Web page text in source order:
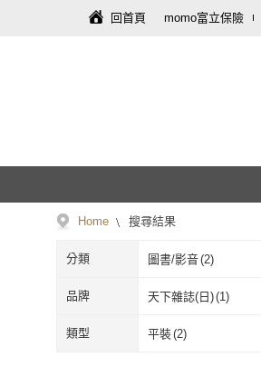
回首頁 momo富立保險
Home 搜尋結果
分類 圖書/影音(2)
品牌 天下雜誌(日)(1)
天下雜誌(日)
類型 平裝(2)